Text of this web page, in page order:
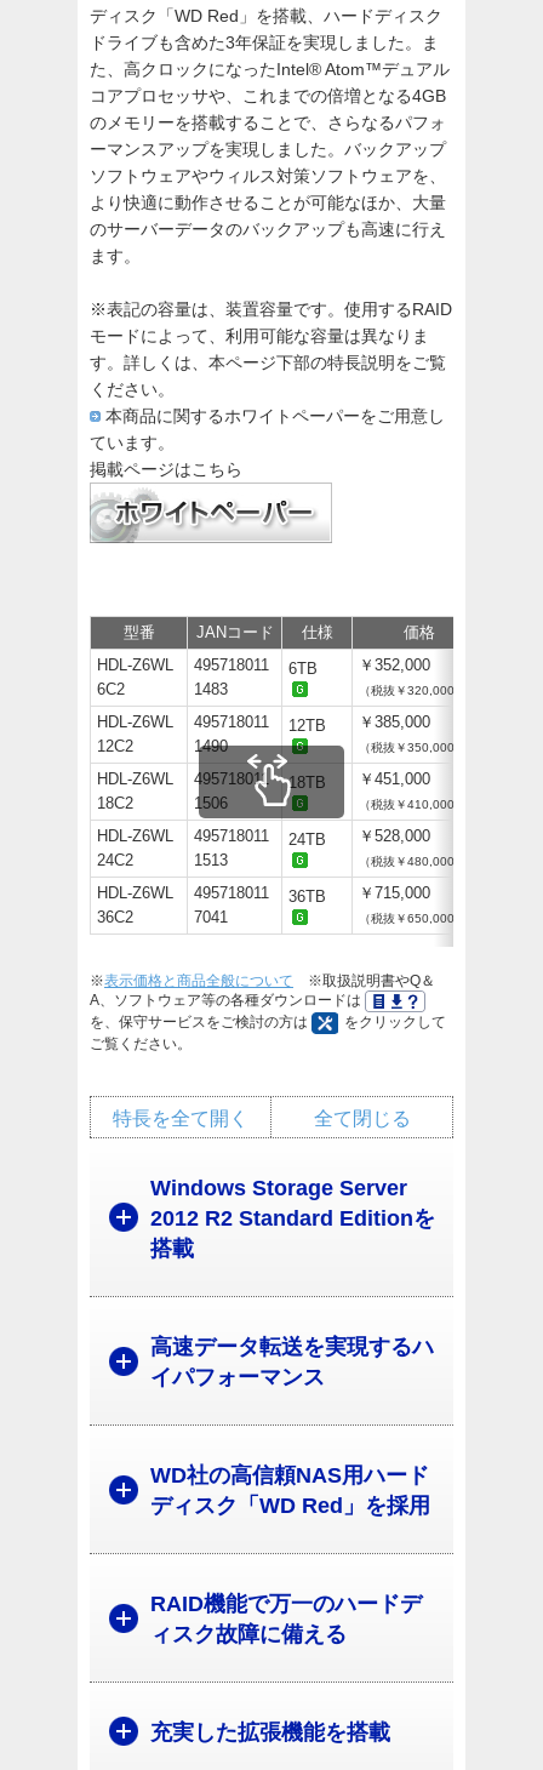
ディスク「WD Red」を搭載、ハードディスク
ドライブも含めた3年保証を実現しました。ま
た、高クロックになったIntel® Atom™デュアル
コアプロセッサや、これまでの倍増となる4GB
のメモリーを搭載することで、さらなるパフォ
ーマンスアップを実現しました。バックアップ
ソフトウェアやウィルス対策ソフトウェアを、
より快適に動作させることが可能なほか、大量
のサーバーデータのバックアップも高速に行え
ます。
※表記の容量は、装置容量です。使用するRAID
モードによって、利用可能な容量は異なりま
す。詳しくは、本ページ下部の特長説明をご覧
ください。
本商品に関するホワイトペーパーをご用意し
ています。
掲載ページはこちら
型番 JANコード 仕様 価格
HDL-Z6WL
6C2
495718011
1483
6TB ￥352,000
（税抜￥320,000）
HDL-Z6WL
12C2
495718011
1490
12TB ￥385,000
（税抜￥350,000）
HDL-Z6WL
18C2
495718011
1506
18TB ￥451,000
（税抜￥410,000）
HDL-Z6WL
24C2
495718011
1513
24TB ￥528,000
（税抜￥480,000）
HDL-Z6WL
36C2
495718011
7041
36TB ￥715,000
（税抜￥650,000）
※表示価格と商品全般について ※取扱説明書やQ＆
A、ソフトウェア等の各種ダウンロードは
を、保守サービスをご検討の方は
をクリックして
ご覧ください。
全て閉じる
特長を全て開く
Windows Storage Server
2012 R2 Standard Editionを
搭載
高速データ転送を実現するハ
イパフォーマンス
WD社の高信頼NAS用ハード
ディスク「WD Red」を採用
RAID機能で万一のハードデ
ィスク故障に備える
充実した拡張機能を搭載